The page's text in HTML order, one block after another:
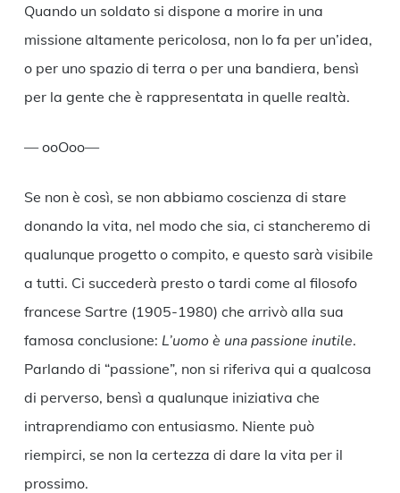
Quando un soldato si dispone a morire in una
missione altamente pericolosa, non lo fa per un’idea,
o per uno spazio di terra o per una bandiera, bensì
per la gente che è rappresentata in quelle realtà.
— ooOoo—
Se non è così, se non abbiamo coscienza di stare
donando la vita, nel modo che sia, ci stancheremo di
qualunque progetto o compito, e questo sarà visibile
a tutti. Ci succederà presto o tardi come al filosofo
francese Sartre (1905-1980) che arrivò alla sua
famosa conclusione: L’uomo è una passione inutile.
Parlando di “passione”, non si riferiva qui a qualcosa
di perverso, bensì a qualunque iniziativa che
intraprendiamo con entusiasmo. Niente può
riempirci, se non la certezza di dare la vita per il
prossimo.